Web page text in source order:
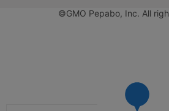
©GMO Pepabo, Inc. All